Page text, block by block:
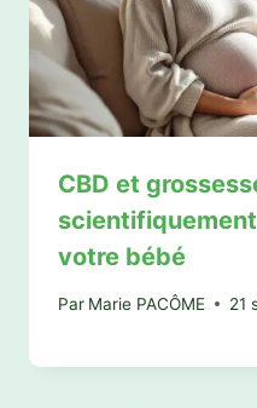
CBD et
votre bébé
Par Marie PACÔME 21